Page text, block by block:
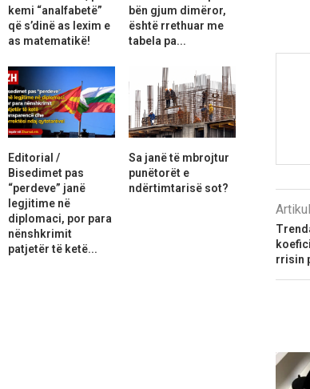
rrisin
kemi “analfabetë”
që s’dinë as lexim e
as matematikë!
bën gjum dimëror,
është rrethuar me
tabela pa...
Editorial /
Bisedimet pas
“perdeve” janë
legjitime në
diplomaci, por para
nënshkrimit
patjetër të ketë...
Sa janë të mbrojtur
punëtorët e
ndërtimtarisë sot?